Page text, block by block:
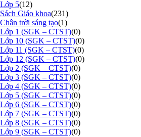
Lớp 5(12)
Sách Giáo khoa(231)
Chân trời sáng tạo(1)
Lớp 1 (SGK – CTST)(0)
Lớp 10 (SGK – CTST)(0)
Lớp 11 (SGK – CTST)(0)
Lớp 12 (SGK – CTST)(0)
Lớp 2 (SGK – CTST)(0)
Lớp 3 (SGK – CTST)(0)
Lớp 4 (SGK – CTST)(0)
Lớp 5 (SGK – CTST)(0)
Lớp 6 (SGK – CTST)(0)
Lớp 7 (SGK – CTST)(0)
Lớp 8 (SGK – CTST)(0)
Lớp 9 (SGK – CTST)(0)